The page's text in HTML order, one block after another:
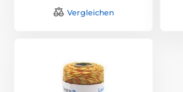
Vergleichen